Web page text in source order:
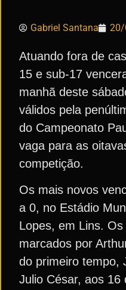
Gabriel Santana
Atuando fora de
15 e sub-17
manhã deste
válidos pela
do Campeonato
vaga para as
competição.
Os mais novos
a 0, no Estádio
Lopes, em Lins.
marcados por
do primeiro tempo,
Julio César, aos 16